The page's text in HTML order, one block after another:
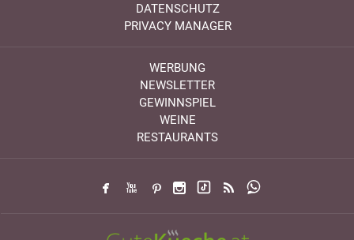
DATENSCHUTZ
PRIVACY MANAGER
WERBUNG
NEWSLETTER
GEWINNSPIEL
WEINE
RESTAURANTS